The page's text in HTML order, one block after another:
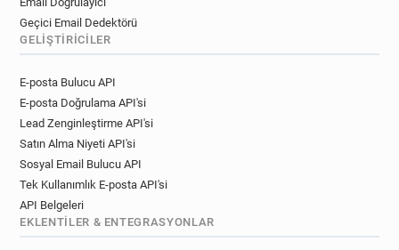
l************@univ-paris13.fr
r************@univ-paris13.fr
y************@univ-paris13.fr
n***********@univ-paris13.fr
y********@univ-paris13.fr
e**********@univ-paris13.fr
s***********@univ-paris13.fr
f***********@univ-paris13.fr
Geçici Email Dedektörü
GELIŞTIRICILER
E-posta Bulucu API
E-posta Doğrulama API'si
Lead Zenginleştirme API'si
Satın Alma Niyeti API'si
Sosyal Email Bulucu API
Tek Kullanımlık E-posta API'si
API Belgeleri
EKLENTILER & ENTEGRASYONLAR